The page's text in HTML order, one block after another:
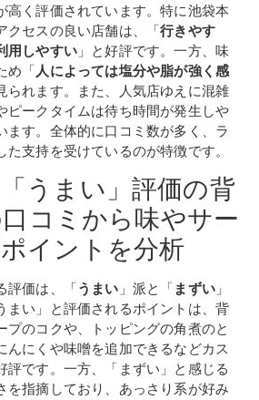
高く評価されています。特に池袋本
クセスの良い店舗は、「行きやす
用しやすい 」と好評です。一方、味
め「 人によっては塩分や脂が強く感
られます。また、人気店ゆえに混雑
ピークタイムは待ち時間が発生しや
ます。全体的に口コミ数が多く、ラ
た支持を受けているのが特徴です。
「うまい」評価の背
コミから味やサー
イントを分析
評価は、「うまい 」派と「 まずい 」
まい」と評価されるポイントは、背
プのコクや、トッピングの角煮のと
んにくや味噌を追加できるなどカス
評です。一方、「まずい」と感じる
を指摘しており、あっさり系が好み